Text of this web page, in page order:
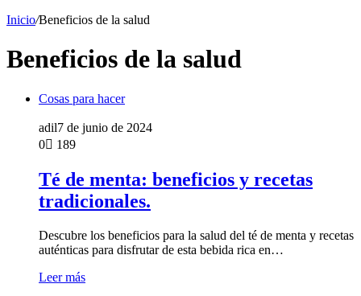
Inicio/Beneficios de la salud
Beneficios de la salud
Cosas para hacer
adil7 de junio de 2024
0
189
Té de menta: beneficios y recetas
tradicionales.
Descubre los beneficios para la salud del té de menta y recetas
auténticas para disfrutar de esta bebida rica en…
Leer más